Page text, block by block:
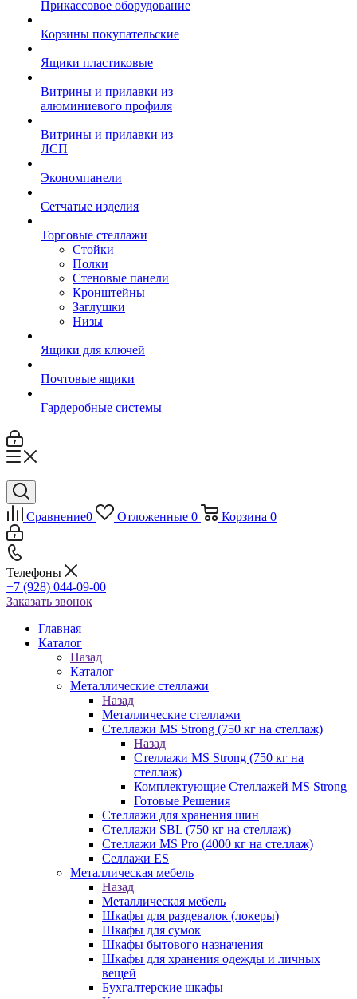
Прикассовое оборудование
Корзины покупательские
Ящики пластиковые
Витрины и прилавки из
алюминиевого профиля
Витрины и прилавки из
ЛСП
Экономпанели
Сетчатые изделия
Торговые стеллажи
Стойки
Полки
Стеновые панели
Кронштейны
Заглушки
Низы
Ящики для ключей
Почтовые ящики
Гардеробные системы
Сравнение0 Отложенные 0 Корзина 0
Телефоны
+7 (928) 044-09-00
Заказать звонок
Главная
Каталог
Назад
Каталог
Металлические стеллажи
Назад
Металлические стеллажи
Стеллажи MS Strong (750 кг на стеллаж)
Назад
Стеллажи MS Strong (750 кг на
стеллаж)
Комплектующие Стеллажей MS Strong
Готовые Решения
Стеллажи для хранения шин
Стеллажи SBL (750 кг на стеллаж)
Стеллажи MS Pro (4000 кг на стеллаж)
Селлажи ES
Металлическая мебель
Назад
Металлическая мебель
Шкафы для раздевалок (локеры)
Шкафы для сумок
Шкафы бытового назначения
Шкафы для хранения одежды и личных
вещей
Бухгалтерские шкафы